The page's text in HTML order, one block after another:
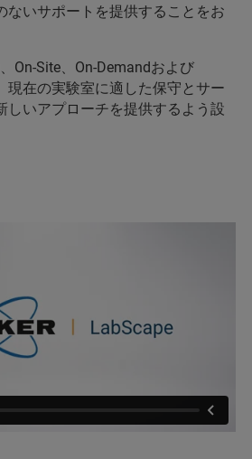
ないサポートを提供することをお
On-Site、On-Demandおよび
現在の実験室に適した保守とサー
しいアプローチを提供するよう設